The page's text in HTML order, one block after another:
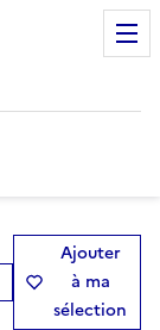
Ajouter
à ma
sélection